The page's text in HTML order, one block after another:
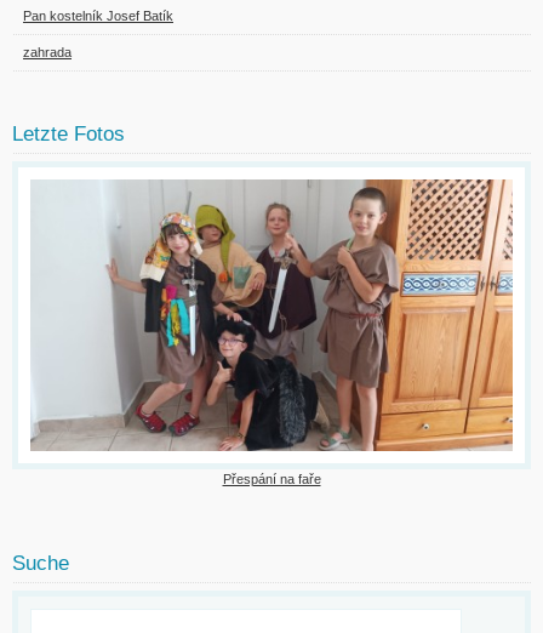
Pan kostelník Josef Batík
zahrada
Letzte Fotos
Přespání na faře
Suche